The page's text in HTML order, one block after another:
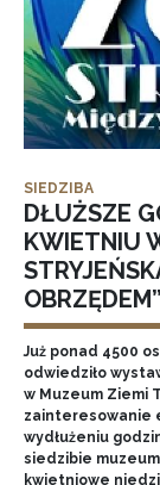
SIEDZIBA
DŁUŻSZE
KWIETNIU
OBRZĘDEM”
Już ponad 4500
odwiedziło
w Muzeum Ziemi
zainteresowanie
wydłużeniu
siedzibie
kwietniowe